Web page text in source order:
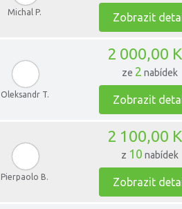
Michal P. Zobrazit
Oleksandr T.
2 000,00
ze 2 nabídek
Zobrazit
Pierpaolo B.
2 100,00
z 10 nabídek
Zobrazit